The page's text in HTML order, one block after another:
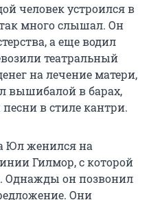
человек устроился в
много слышал. Он
а еще водил
театральный
на лечение матери,
вышибалой в барах,
в стиле кантри.
Юл женился на
Гилмор, с которой
Однажды он позвонил
Они